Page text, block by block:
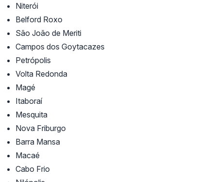
Niterói
Belford Roxo
São João de Meriti
Campos dos Goytacazes
Petrópolis
Volta Redonda
Magé
Itaboraí
Mesquita
Nova Friburgo
Barra Mansa
Macaé
Cabo Frio